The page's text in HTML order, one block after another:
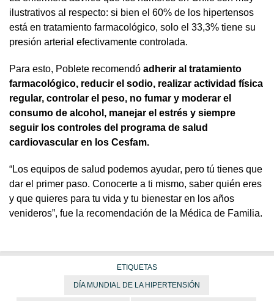
ilustrativos al respecto: si bien el 60% de los hipertensos
está en tratamiento farmacológico, solo el 33,3% tiene su
presión arterial efectivamente controlada.
Para esto, Poblete recomendó adherir al tratamiento
farmacológico, reducir el sodio, realizar actividad física
regular, controlar el peso, no fumar y moderar el
consumo de alcohol, manejar el estrés y siempre
seguir los controles del programa de salud
cardiovascular en los Cesfam.
“Los equipos de salud podemos ayudar, pero tú tienes que
dar el primer paso. Conocerte a ti mismo, saber quién eres
y que quieres para tu vida y tu bienestar en los años
venideros”, fue la recomendación de la Médica de Familia.
ETIQUETAS
DÍA MUNDIAL DE LA HIPERTENSIÓN